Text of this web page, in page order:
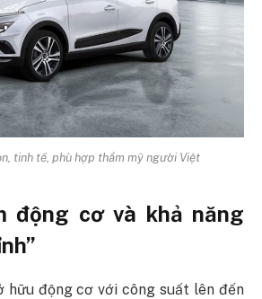
tinh tế, phù hợp thẩm mỹ người Việt
động cơ và khả năng
hữu động cơ với công suất lên đến